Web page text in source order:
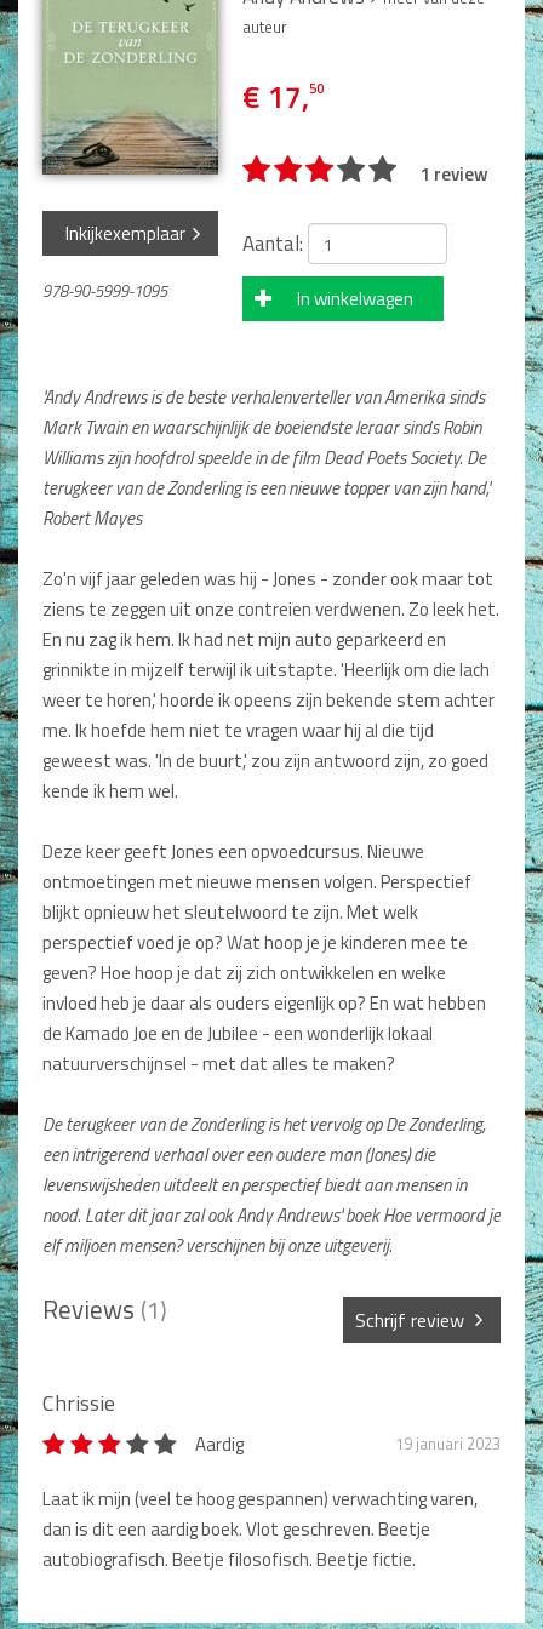
Man
Vrouw
Seksualiteit
Jongerenboeken
Kinderboeken
Kinderbijbels
Doeboeken
Alle producten
Cadeauboeken
Gideonietjes
Dagboeken
Gebed
Bijbel en Wetenschap
Alphacursus
Vervolgde kerk
Kerk en Israël
Gemeenteleven en Leiderschap
Pastoraat
Romans en Verhalen
Non-Fictie
Alle producten
Films en Luisterboeken
Koopjes
De Barbaar-boeken
Sprekers
Challenge Liefdevol Ouderschap
Bijbelstudie
Inkijkexemplaar
978-90-5999-1095
auteur
€ 17,50
1 review
Aantal:
In winkelwagen
'Andy Andrews is de beste verhalenverteller van Amerika sinds
Mark Twain en waarschijnlijk de boeiendste leraarsinds Robin
Williams zijn hoofdrol speelde in de film Dead Poets Society. De
terugkeer van de Zonderling is eennieuwe topper van zijn hand,'
Robert Mayes
Zo'n vijf jaar geleden was hij - Jones - zonder ook maar tot
ziens te zeggen uit onze contreien verdwenen. Zo leek het.
En nu zag ik hem. Ik had net mijn auto geparkeerd en
grinnikte in mijzelf terwijl ik uitstapte. 'Heerlijk om die lach
weer te horen,' hoorde ik opeens zijn bekende stem achter
me. Ik hoefde hem niet te vragen waar hij al die tijd
geweest was. 'In de buurt,' zou zijn antwoord zijn, zo goed
kende ik hem wel.
Deze keer geeft Jones een opvoedcursus. Nieuwe
ontmoetingen met nieuwe mensen volgen. Perspectief
blijkt opnieuw het sleutelwoord te zijn. Met welk
perspectief voed je op? Wat hoop je je kinderen mee te
geven? Hoe hoop je dat zij zich ontwikkelen en welke
invloed heb je daar als ouders eigenlijk op? En wat hebben
de Kamado Joe en de Jubilee - een wonderlijk lokaal
natuurverschijnsel - met dat alles te maken?
De terugkeer van de Zonderling is het vervolg op De Zonderling,
een intrigerend verhaal over een oudere man(Jones) die
levenswijsheden uitdeelt en perspectief biedt aan mensen in
nood. Later dit jaar zal ook Andy Andrews'boek Hoe vermoord je
elf miljoen mensen? verschijnen bij onze uitgeverij.
Reviews (1) Schrijf review
Titel review*
Chrissie
Aardig 19 januari 2023
Laat ik mijn (veel te hoog gespannen) verwachting varen,
dan is dit een aardig boek. Vlot geschreven. Beetje
autobiografisch. Beetje filosofisch. Beetje fictie.